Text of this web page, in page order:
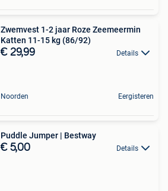
Zwemvest 1-2 jaar Roze Zeemeermin
Katten 11-15 kg (86/92)
€ 29,99 Details
Noorden Eergisteren
Puddle Jumper | Bestway
€ 5,00 Details